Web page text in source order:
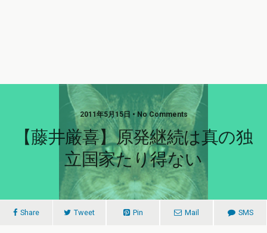
2011年5月15日 • No Comments
【藤井厳喜】原発継続は真の独
立国家たり得ない
Share Tweet Pin Mail SMS